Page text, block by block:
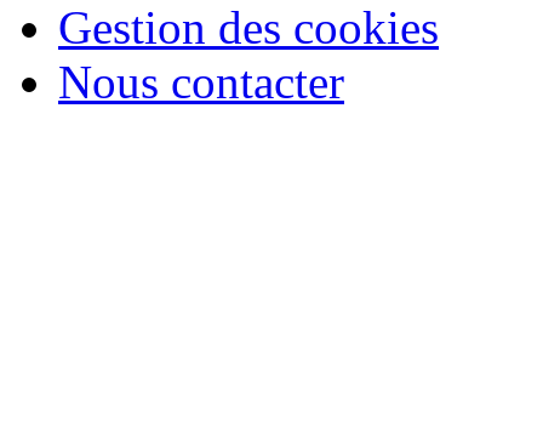
Gestion des cookies
Nous contacter